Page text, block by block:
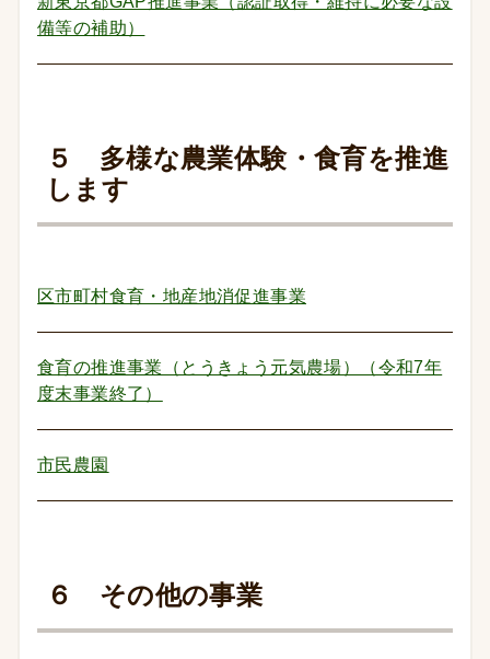
備等の補助）
５ 多様な農業体験・食育を推進
します
区市町村食育・地産地消促進事業
食育の推進事業（とうきょう元気農場）（令和7年
度末事業終了）
市民農園
６ その他の事業